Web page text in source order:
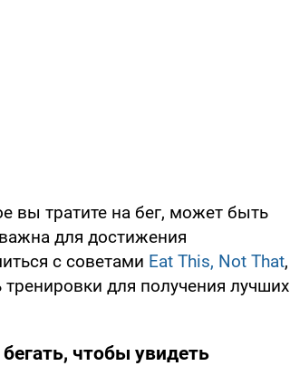
вы тратите на бег, может быть
для достижения
с советами Eat This, Not That,
для получения лучших
чтобы увидеть